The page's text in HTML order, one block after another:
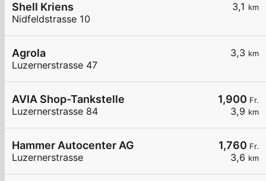
3,1 km
Shell Kriens
Nidfeldstrasse 10
3,3 km
Agrola
Luzernerstrasse 47
1,900 Fr.
3,9 km
AVIA Shop-Tankstelle
Luzernerstrasse 84
1,760 Fr.
3,6 km
Hammer Autocenter AG
Luzernerstrasse